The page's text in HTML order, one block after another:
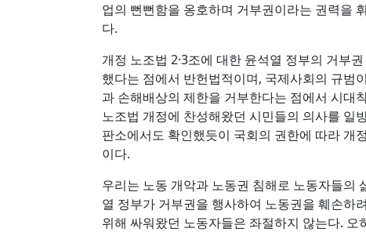
업의 뻔뻔함을 옹호하며 거부권이라는 권력을
다.
개정 노조법 2·3조에 대한 윤석열 정부의 거부
했다는 점에서 반헌법적이며, 국제사회의 규범
과 손해배상의 제한을 거부한다는 점에서 시대
노조법 개정에 찬성해왔던 시민들의 의사를 일
판소에서도 확인했듯이 국회의 권한에 따라 개
이다.
우리는 노동 개악과 노동권 침해로 노동자들의
열 정부가 거부권을 행사하여 노동권을 훼손하
위해 싸워왔던 노동자들은 좌절하지 않는다.